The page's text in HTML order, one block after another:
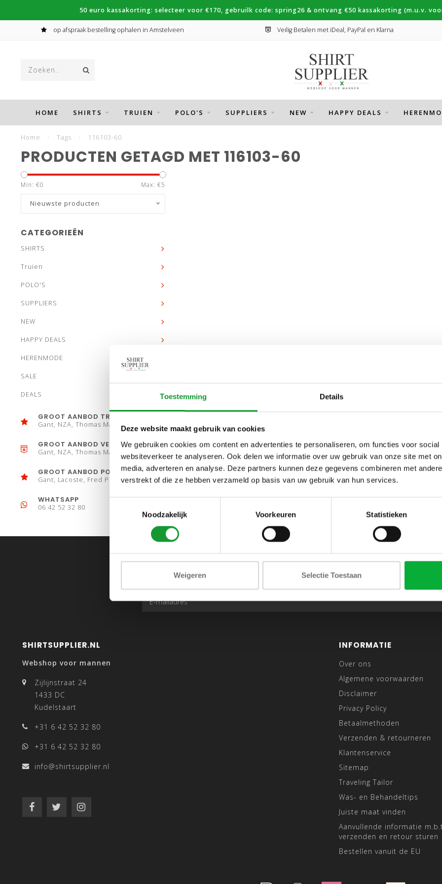
Toestemming Details
Deze website maakt gebruik van cookies
We gebruiken cookies om content en advertenties te personaliseren, om functies voor
websiteverkeer te analyseren. Ook delen we informatie over uw gebruik van onze site met
media, adverteren en analyse. Deze partners kunnen deze gegevens combineren met
verstrekt of die ze hebben verzameld op basis van uw gebruik van hun services.
Noodzakelijk
Voorkeuren Statistieken
Weigeren Selectie Toestaan
50 euro kassakorting: selecteer voor €170, gebruilk code: spring26 & ontvang €50 kassakorting (m.u.v.
op afspraak bestelling ophalen in Amstelveen Veilig Betalen met iDeal, PayPal en Klarna
HOME SHIRTS TRUIEN POLO'S SUPPLIERS NEW HAPPY DEALS
Home Tags 116103-60
PRODUCTEN GETAGD MET 116103-60
Min: €0 Max: €5
Nieuwste producten
CATEGORIEËN
SHIRTS
Truien
POLO'S
SUPPLIERS
NEW
HAPPY DEALS
HERENMODE
SALE
DEALS
GROOT AANBOD TRUIEN
Gant, NZA, Thomas Maine
GROOT AANBOD VESTEN
Gant, NZA, Thomas Maine
GROOT AANBOD POLO´S
Gant, Lacoste, Fred Perry
WHATSAPP
06 42 52 32 80
SHIRTSUPPLIER.NL
Webshop voor mannen
Zijlijnstraat 24
1433 DC
Kudelstaart
+31 6 42 52 32 80
+31 6 42 52 32 80
info@shirtsupplier.nl
INFORMATIE
Over ons
Algemene voorwaarden
Disclaimer
Privacy Policy
Betaalmethoden
Verzenden & retourneren
Klantenservice
Sitemap
Traveling Tailor
Was- en Behandeltips
Juiste maat vinden
Aanvullende informatie
verzenden en retour sturen
Bestellen vanuit de EU